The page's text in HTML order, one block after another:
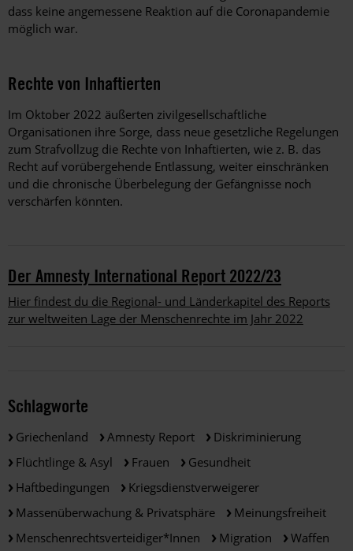
dass keine angemessene Reaktion auf die Coronapandemie
möglich war.
Rechte von Inhaftierten
Im Oktober 2022 äußerten zivilgesellschaftliche
Organisationen ihre Sorge, dass neue gesetzliche Regelungen
zum Strafvollzug die Rechte von Inhaftierten, wie z. B. das
Recht auf vorübergehende Entlassung, weiter einschränken
und die chronische Überbelegung der Gefängnisse noch
verschärfen könnten.
Der Amnesty International Report 2022/23
Hier findest du die Regional- und Länderkapitel des Reports
zur weltweiten Lage der Menschenrechte im Jahr 2022
Schlagworte
Griechenland Amnesty Report
Diskriminierung
Flüchtlinge & Asyl
Frauen
Gesundheit
Haftbedingungen
Kriegsdienstverweigerer
Massenüberwachung & Privatsphäre
Meinungsfreiheit
Menschenrechtsverteidiger*innen
Migration
Waffen